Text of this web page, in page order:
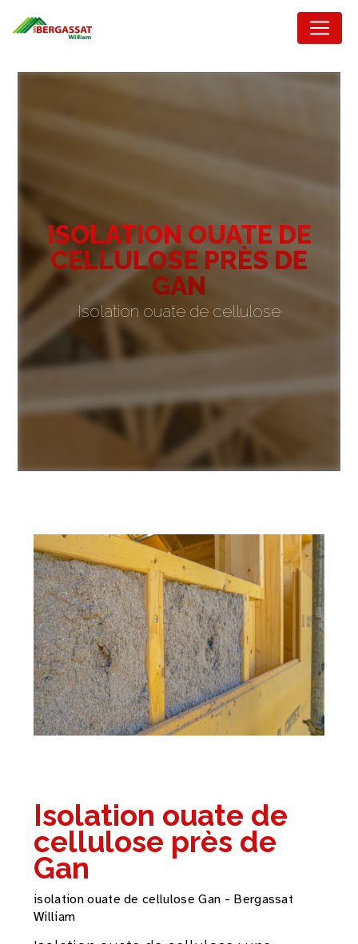
ISOLATION OUATE DE
CELLULOSE PRÈS DE
GAN
Isolation ouate de cellulose
Isolation ouate de
cellulose près de
Gan
isolation ouate de cellulose Gan - Bergassat
William